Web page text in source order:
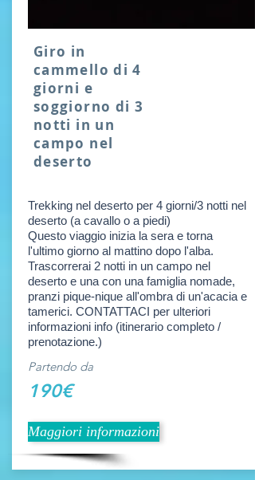
Giro in
cammello di 4
giorni e
soggiorno di 3
notti in un
campo nel
deserto
Trekking nel deserto per 4 giorni/3 notti nel
deserto (a cavallo o a piedi)
Questo viaggio inizia la sera e torna
l'ultimo giorno al mattino dopo l'alba.
Trascorrerai 2 notti in un campo nel
deserto e una con una famiglia nomade,
pranzi pique-nique all'ombra di un'acacia e
tamerici. CONTATTACI per ulteriori
informazioni info (itinerario completo /
prenotazione.)
Partendo da
190€
Maggiori informazioni